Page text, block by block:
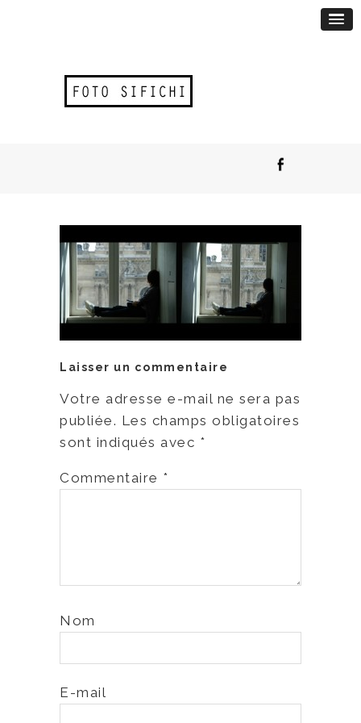
Laisser un commentaire
Votre adresse e-mail ne sera pas
publiée. Les champs obligatoires
sont indiqués avec *
Commentaire *
Nom
E-mail